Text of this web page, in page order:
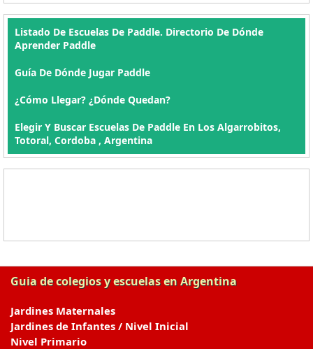
Listado De Escuelas De Paddle. Directorio De Dónde
Aprender Paddle
Guía De Dónde Jugar Paddle
¿Cómo Llegar? ¿Dónde Quedan?
Elegir Y Buscar Escuelas De Paddle En Los Algarrobitos,
Totoral, Cordoba , Argentina
Guia de colegios y escuelas en Argentina
Jardines Maternales
Jardines de Infantes / Nivel Inicial
Nivel Primario